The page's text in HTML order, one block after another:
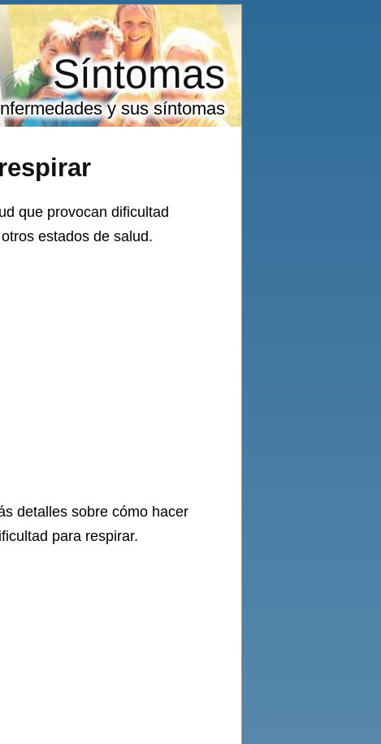
Síntomas
y sus síntomas
que provocan dificultad
estados de salud.
detalles sobre cómo hacer
para respirar.